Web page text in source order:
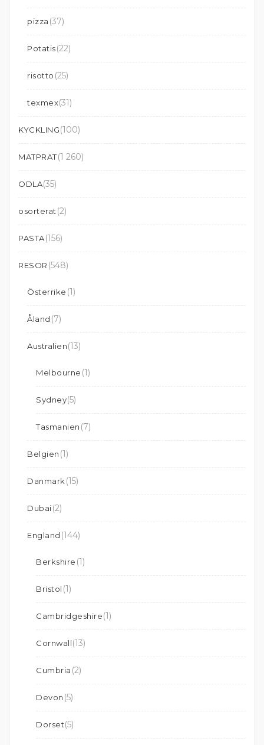
pizza (37)
Potatis(22)
risotto (25)
texmex(31)
KYCKLING(100)
MATPRAT(1 260)
ODLA(35)
osorterat (2)
PASTA(156)
RESOR (548)
Österrike (1)
Åland (7)
Australien(13)
Melbourne (1)
Sydney(5)
Tasmanien (7)
Belgien (1)
Danmark (15)
Dubai(2)
England (144)
Berkshire (1)
Bristol (1)
Cambridgeshire(1)
Cornwall(13)
Cumbria (2)
Devon (5)
Dorset(5)